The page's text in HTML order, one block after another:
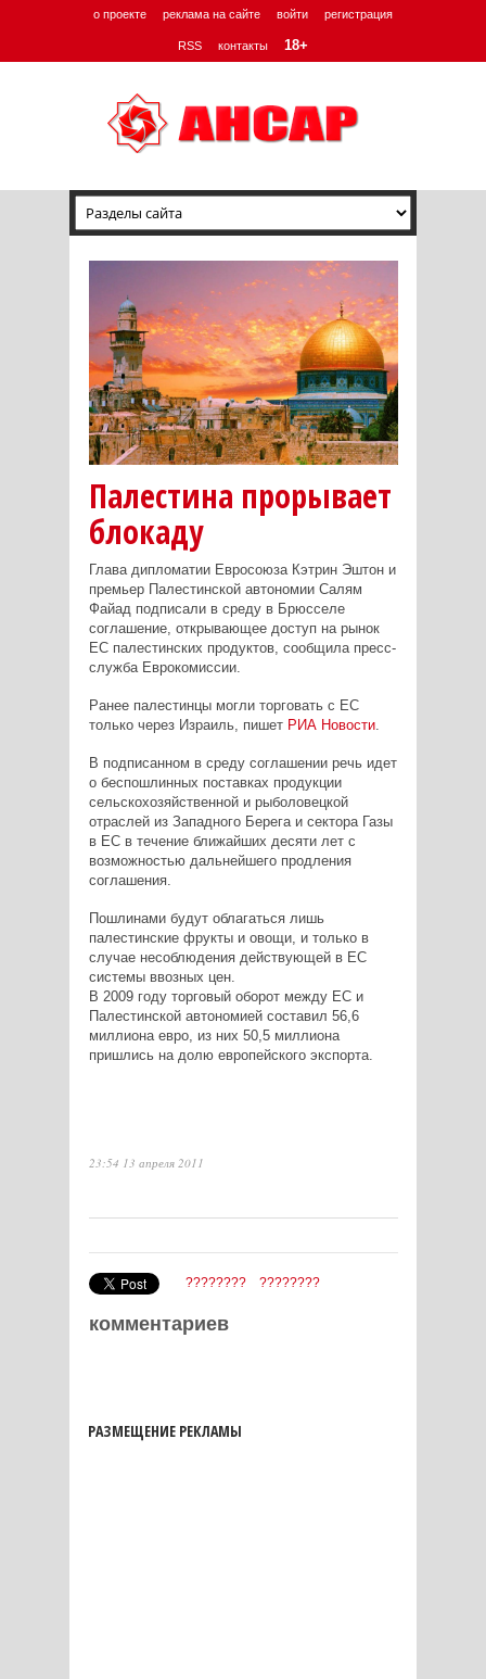
о проекте реклама на сайте войти регистрация
RSS контакты 18+
Палестина прорывает
блокаду
Глава дипломатии Евросоюза Кэтрин Эштон и
премьер Палестинской автономии Салям
Файад подписали в среду в Брюсселе
соглашение, открывающее доступ на рынок
ЕС палестинских продуктов, сообщила пресс-
служба Еврокомиссии.
Ранее палестинцы могли торговать с ЕС
только через Израиль, пишет РИА Новости.
В подписанном в среду соглашении речь идет
о беспошлинных поставках продукции
сельскохозяйственной и рыболовецкой
отраслей из Западного Берега и сектора Газы
в ЕС в течение ближайших десяти лет с
возможностью дальнейшего продления
соглашения.
Пошлинами будут облагаться лишь
палестинские фрукты и овощи, и только в
случае несоблюдения действующей в ЕС
системы ввозных цен.
В 2009 году торговый оборот между ЕС и
Палестинской автономией составил 56,6
миллиона евро, из них 50,5 миллиона
пришлись на долю европейского экспорта.
23:54 13 апреля 2011
???????? ????????
комментариев
РАЗМЕЩЕНИЕ РЕКЛАМЫ